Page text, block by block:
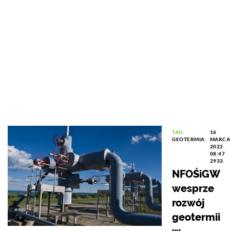
TAG:
GEOTERMIA
16
MARCA
2022
08:47
2933
NFOŚiGW
wesprze
rozwój
geotermii